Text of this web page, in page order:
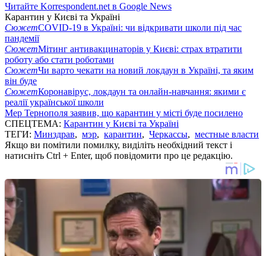
Читайте Korrespondent.net в Google News
Карантин у Києві та Україні
СюжетCOVID-19 в Україні: чи відкривати школи під час
пандемії
СюжетМітинг антивакцинаторів у Києві: страх втратити
роботу або стати роботами
СюжетЧи варто чекати на новий локдаун в Україні, та яким
він буде
СюжетКоронавірус, локдаун та онлайн-навчання: якими є
реалії української школи
Мер Тернополя заявив, що карантин у місті буде посилено
СПЕЦТЕМА: Карантин у Києві та Україні
ТЕГИ: Минздрав, мэр, карантин, Черкассы, местные власти
Якщо ви помітили помилку, виділіть необхідний текст і
натисніть Ctrl + Enter, щоб повідомити про це редакцію.